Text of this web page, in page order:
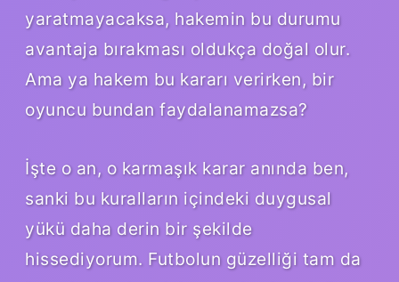
yaratmayacaksa, hakemin bu durumu
avantaja bırakması oldukça doğal olur.
Ama ya hakem bu kararı verirken, bir
oyuncu bundan faydalanamazsa?
İşte o an, o karmaşık karar anında ben,
sanki bu kuralların içindeki duygusal
yükü daha derin bir şekilde
hissediyorum. Futbolun güzelliği tam da